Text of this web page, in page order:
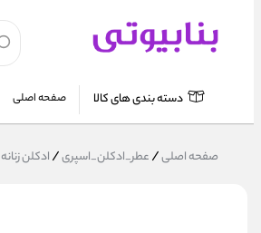
صفحه اصلی دسته بندی های کالا
صفحه اصلی/عطر_ادکلن_اسپری/ادکلن زنانه